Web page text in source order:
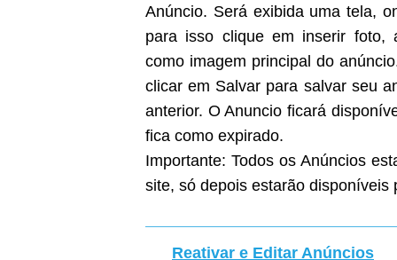
Anúncio. Será exibida uma tela,
para isso clique em inserir
como imagem principal do
clicar em Salvar para salvar seu
anterior. O Anuncio ficará
fica como expirado.
Importante: Todos os Anúncios
site, só depois estarão disponíveis
Reativar e Editar Anúncios